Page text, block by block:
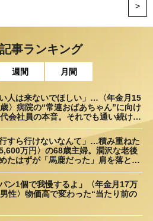
>
事ランキング
週間 月間
い人は来ないでほしい」…〈年金月15
〉病院の“常連おばあちゃん”に向け
会社員の本音。それでも通い続ける
行すら行けないなんて」…積み重ねた
万円〉の68歳主婦。潤沢な老後
たはずが「馬鹿だった」肩を落とす
パン1個で我慢するよ」〈年金月17万
性〉物価高で変わった“当たり前の